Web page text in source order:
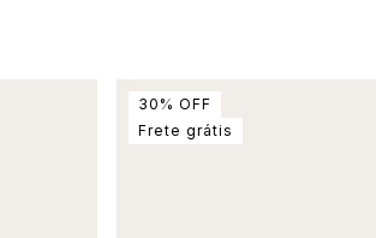
30 % OFF
Frete grátis